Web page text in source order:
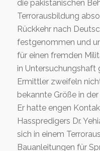
die pakistanischen
Terrorausbildung
Rückkehr nach
festgenommen und
für einen fremden
in Untersuchungshaft
Ermittler zweifeln
bekannte Größe in
Er hatte engen
Hasspredigers Dr.
sich in einem
Bauanleitungen für